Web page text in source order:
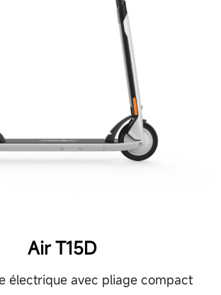
Air T15D
électrique avec pliage compact